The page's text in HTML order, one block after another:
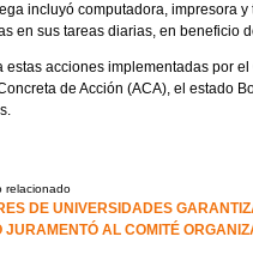
incluyó computadora, impresora
en sus tareas diarias, en beneficio
estas acciones implementadas por
de Acción (ACA), el estado
relacionado
DE UNIVERSIDADES
JURAMENTÓ AL COMITÉ